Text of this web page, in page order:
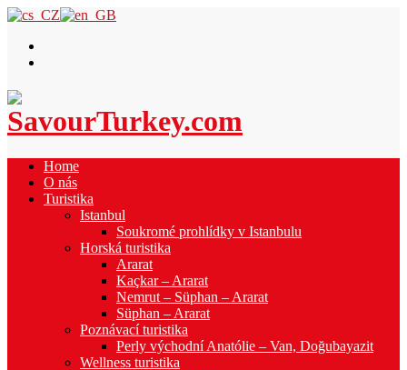
Home
O nás
Turistika
Istanbul
Soukromé prohlídky v Istanbulu
Horská turistika
Ararat
Kaçkar – Ararat
Nemrut – Süphan – Ararat
Süphan – Ararat
Poznávací turistika
Perly východní Anatólie – Van, Doğubayazit
Wellness turistika